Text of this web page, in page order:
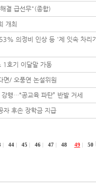
결 급선무"(종합)
개최
의정비 인상 등 '제 잇속 차리기
호기 이달말 가동
/ 오풍연 논설위원
행…“공교육 파탄” 반발 거세
후손 장학금 지급
44 45 46 47 48 49 50